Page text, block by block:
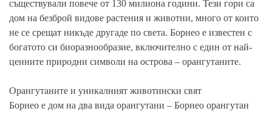
съществували повече от 130 милиона години. Тези гори са
дом на безброй видове растения и животни, много от които
не се срещат никъде другаде по света. Борнео е известен с
богатото си биоразнообразие, включително с един от най-
ценните природни символи на острова – орангутаните.
Орангутаните и уникалният животински свят
Борнео е дом на два вида орангутани – Борнео орангутан